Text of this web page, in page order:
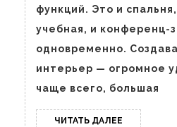
функций. Это и
учебная, и конференц-
одновременно.
интерьер — огромное
чаще всего, большая
ЧИТАТЬ ДАЛЕЕ ЧИТАТЬ